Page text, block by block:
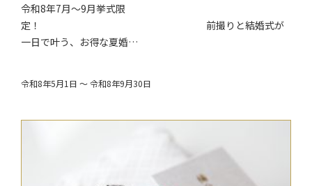
令和8年7月～9月挙式限
定！ 前撮りと結婚式が
一日で叶う、お得な夏婚…
令和8年5月1日 ～ 令和8年9月30日